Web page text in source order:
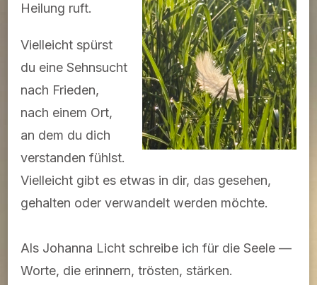
Heilung ruft.
Vielleicht spürst
du eine Sehnsucht
nach Frieden,
nach einem Ort,
an dem du dich
verstanden fühlst.
Vielleicht gibt es etwas in dir, das gesehen,
gehalten oder verwandelt werden möchte.
Als Johanna Licht schreibe ich für die Seele —
Worte, die erinnern, trösten, stärken.